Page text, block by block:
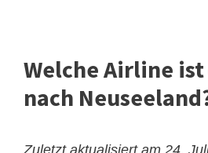
Welche Airline
nach